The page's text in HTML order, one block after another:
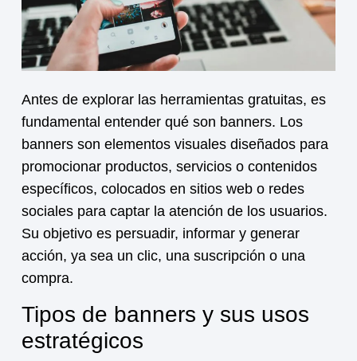
Antes de explorar las herramientas gratuitas, es
fundamental entender qué son banners. Los
banners son elementos visuales diseñados para
promocionar productos, servicios o contenidos
específicos, colocados en sitios web o redes
sociales para captar la atención de los usuarios.
Su objetivo es persuadir, informar y generar
acción, ya sea un clic, una suscripción o una
compra.
Tipos de banners y sus usos
estratégicos